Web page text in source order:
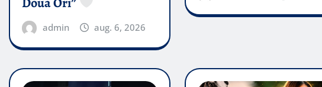
admin aug. 6, 2026